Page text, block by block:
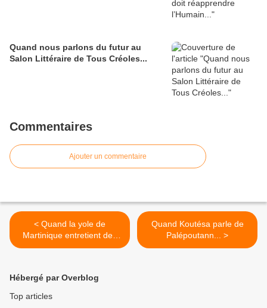
Quand nous parlons du futur au
Salon Littéraire de Tous Créoles...
Commentaires
Ajouter un commentaire
< Quand la yole de
Martinique entretient des
liaisons dangereuses avec
Quand Koutésa parle de
Palépoutann... >
Hébergé par Overblog
Top articles